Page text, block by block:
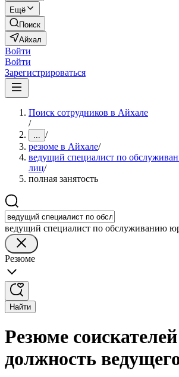
Ещё
Поиск
Айхал
Войти
Войти
Зарегистрироваться
Поиск сотрудников в Айхале
/
... /
резюме в Айхале/
ведущий специалист по
лиц/
полная занятость
ведущий специалист по обслуживанию
Резюме
Найти
Резюме
должность